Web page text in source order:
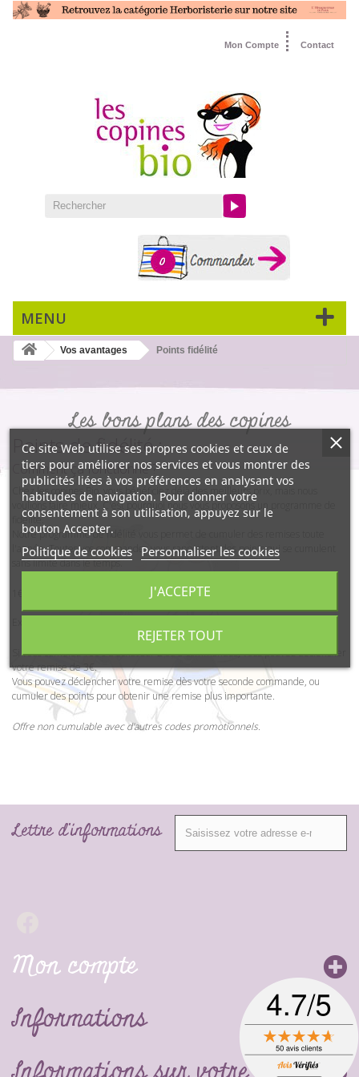
Contact
Mon Compte
0
MENU
Vos avantages Points fidélité
Les bons plans des copines
Points de fidélité :
Comment ça fonctionne ?
Chez les copines Bio, vous bénéficiez déjà des meilleurs prix, mais nous
voulions faire mieux. C'est pourquoi nous vous proposons un programme de
fidélité.
Notre programme de fidélité vous permet de cumuler des remises toute
l'année. Toutes vos commandes vous rapportent des points qui se cumulent
sans limite dans le temps.
1€ dépensé = 3 cts de remise dans votre compte fidélité.
Si vous cumulez 100€ d'achat sur 2 ou 3 commandes, vous pouvez déclencher
votre remise de 3€.
Vous pouvez déclencher votre remise dès votre seconde commande, ou
cumuler des points pour obtenir une remise plus importante.
Offre non cumulable avec d'autres codes promotionnels.
Ce site Web utilise ses propres cookies et ceux de
tiers pour améliorer nos services et vous montrer des
publicités liées à vos préférences en analysant vos
habitudes de navigation. Pour donner votre
consentement à son utilisation, appuyez sur le
bouton Accepter.
Politique de cookies Personnaliser les cookies
REJETER TOUT
J'ACCEPTE
Lettre d'informations
Mon compte
Informations